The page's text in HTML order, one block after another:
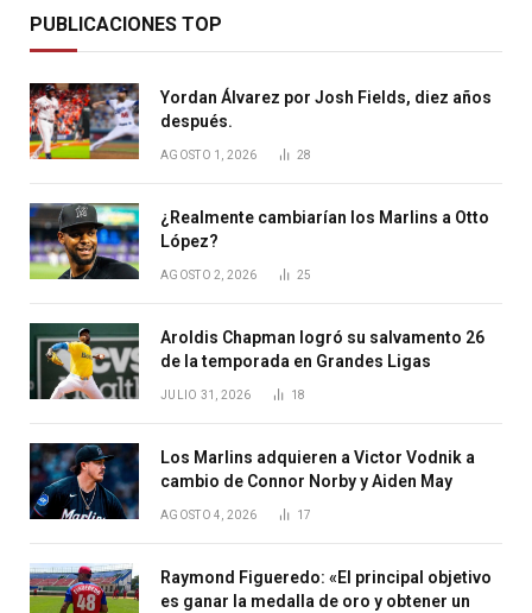
PUBLICACIONES TOP
Yordan Álvarez por Josh Fields, diez años
después.
AGOSTO 1, 2026 28
¿Realmente cambiarían los Marlins a Otto
López?
AGOSTO 2, 2026 25
Aroldis Chapman logró su salvamento 26
de la temporada en Grandes Ligas
JULIO 31, 2026 18
Los Marlins adquieren a Victor Vodnik a
cambio de Connor Norby y Aiden May
AGOSTO 4, 2026 17
Raymond Figueredo: «El principal objetivo
es ganar la medalla de oro y obtener un